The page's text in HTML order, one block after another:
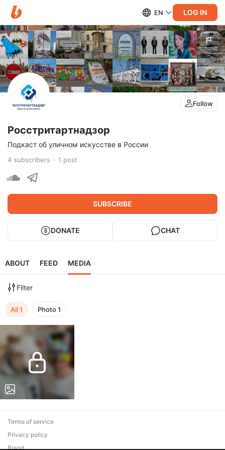
EN LOG IN
Follow
Росстритартнадзор
Подкаст об уличном искусстве в России
4 subscribers 1 post
SUBSCRIBE
DONATE CHAT
ABOUT FEED MEDIA
Filter
All1 Photo1
Terms of service
Privacy policy
Brand